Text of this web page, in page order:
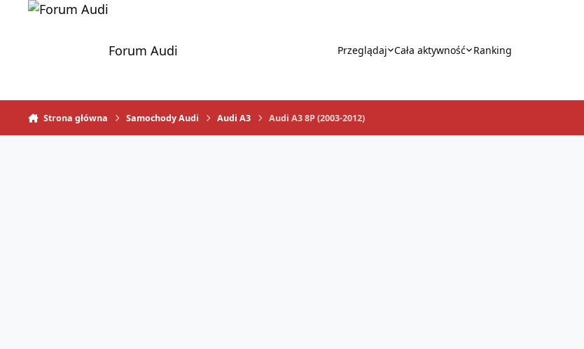
Skocz do zawartości
Forum Audi Przeglądaj Cała aktywność Ranking
Strona główna Samochody Audi Audi A3 Audi A3 8P (2003-2012)